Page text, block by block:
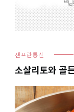
샌프란통신
소살리토와 골